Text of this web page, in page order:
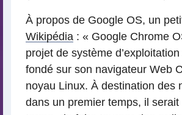
À propos de Google OS, un
Wikipédia : « Google Chrome
projet de système
fondé sur son navigateur Web
noyau Linux. À destination des
dans un premier temps, il